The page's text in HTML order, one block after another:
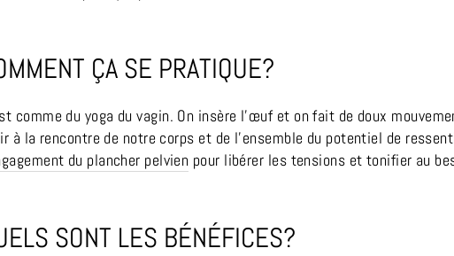
ÇA SE PRATIQUE?
comme du yoga du vagin. On insère l’œuf et on fait de doux
à la rencontre de notre corps et de l'ensemble du potentiel de
du plancher pelvien pour libérer les tensions et tonifier au
SONT LES BÉNÉFICES?